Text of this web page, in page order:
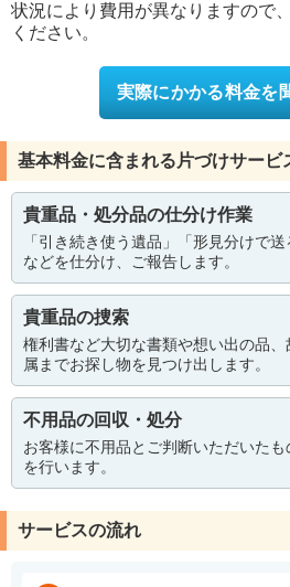
状況により費用が異なりますので
ください。
実際にかかる料金を
基本料金に含まれる片づけサービ
貴重品・処分品の仕分け作業
「引き続き使う遺品」「形見分けで
などを仕分け、ご報告します。
貴重品の捜索
権利書など大切な書類や想い出の品
属までお探し物を見つけ出します。
不用品の回収・処分
お客様に不用品とご判断いただいた
を行います。
サービスの流れ